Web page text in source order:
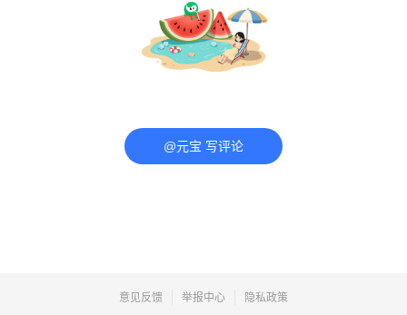
@元宝 写评论
意见反馈 举报中心 隐私政策